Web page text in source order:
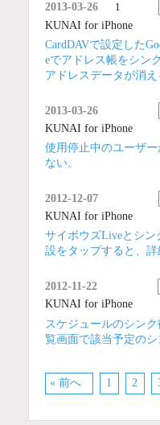
2013-03-26 1
KUNAI for iPhone
CardDAVで設定した
eでアドレス帳をシン
アドレスデータが消え
2013-03-26
KUNAI for iPhone
使用停止中のユーザ
ない。
2012-12-07
KUNAI for iPhone
サイボウズLiveとシ
設をタップすると、詳
2012-11-22
KUNAI for iPhone
スケジュールのシン
覧画面で該当予定のシ
« 前へ 1 2